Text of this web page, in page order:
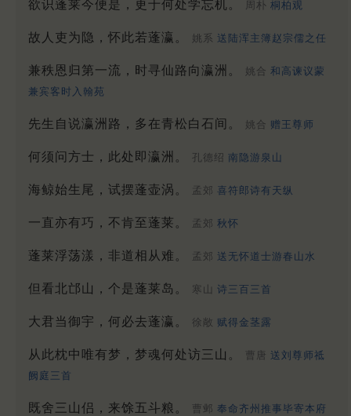
欲识蓬莱今便是，更于何处学忘机。 周朴 桐柏观
故人吏为隐，怀此若蓬瀛。 姚系 送陆浑主簿赵宗儒之任
兼秩恩归第一流，时寻仙路向瀛洲。 姚合 和高谏议蒙
兼宾客时入翰苑
先生自说瀛洲路，多在青松白石间。 姚合 赠王尊师
何须问方士，此处即瀛洲。 孔德绍 南隐游泉山
海鲸始生尾，试摆蓬壶涡。 孟郊 喜符郎诗有天纵
一直亦有巧，不肯至蓬莱。 孟郊 秋怀
蓬莱浮荡漾，非道相从难。 孟郊 送无怀道士游春山水
但看北邙山，个是蓬莱岛。 寒山 诗三百三首
大君当御宇，何必去蓬瀛。 徐敞 赋得金茎露
从此枕中唯有梦，梦魂何处访三山。 曹唐 送刘尊师祗
阙庭三首
既舍三山侣，来馀五斗粮。 曹邺 奉命齐州推事毕寄本府